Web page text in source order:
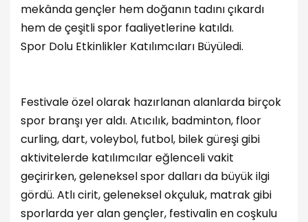
mekânda gençler hem doğanın tadını çıkardı
hem de çeşitli spor faaliyetlerine katıldı.
Spor Dolu Etkinlikler Katılımcıları Büyüledi.
Festivale özel olarak hazırlanan alanlarda birçok
spor branşı yer aldı. Atıcılık, badminton, floor
curling, dart, voleybol, futbol, bilek güreşi gibi
aktivitelerde katılımcılar eğlenceli vakit
geçirirken, geleneksel spor dalları da büyük ilgi
gördü. Atlı cirit, geleneksel okçuluk, matrak gibi
sporlarda yer alan gençler, festivalin en coşkulu